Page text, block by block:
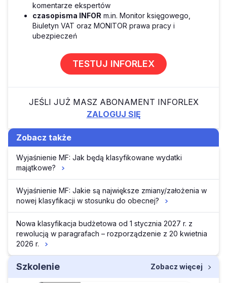
komentarze ekspertów
czasopisma INFOR m.in. Monitor księgowego,
Biuletyn VAT oraz MONITOR prawa pracy i
ubezpieczeń
TESTUJ INFORLEX
JEŚLI JUŻ MASZ ABONAMENT INFORLEX
ZALOGUJ SIĘ
Zobacz także
Wyjaśnienie MF: Jak będą klasyfikowane wydatki
majątkowe?
Wyjaśnienie MF: Jakie są największe zmiany/założenia w
nowej klasyfikacji w stosunku do obecnej?
Nowa klasyfikacja budżetowa od 1 stycznia 2027 r. z
rewolucją w paragrafach – rozporządzenie z 20 kwietnia
2026 r.
Szkolenie Zobacz więcej